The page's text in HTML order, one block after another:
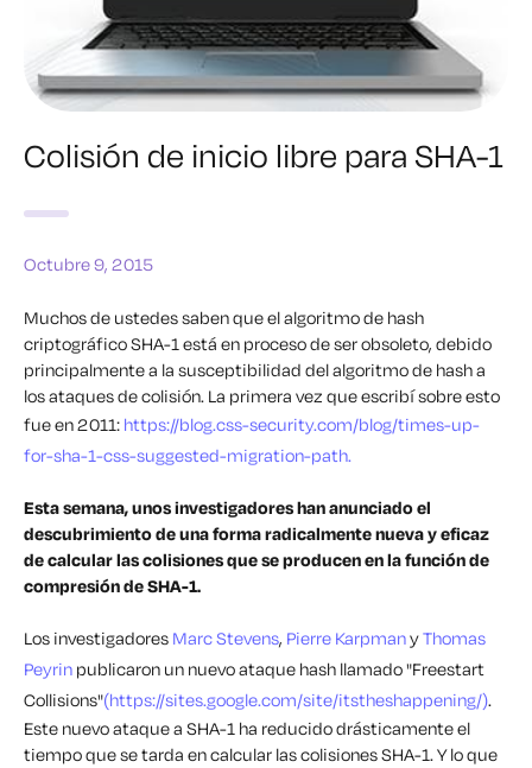
Colisión de inicio libre para SHA-1
Octubre 9, 2015
Muchos de ustedes saben que el algoritmo de hash
criptográfico SHA-1 está en proceso de ser obsoleto, debido
principalmente a la susceptibilidad del algoritmo de hash a
los ataques de colisión. La primera vez que escribí sobre esto
fue en 2011: https://blog.css-security.com/blog/times-up-
for-sha-1-css-suggested-migration-path.
Esta semana, unos investigadores han anunciado el
descubrimiento de una forma radicalmente nueva y eficaz
de calcular las colisiones que se producen en la función de
compresión de SHA-1.
Los investigadores Marc Stevens, Pierre KarpmanyThomas
Peyrin publicaron un nuevo ataque hash llamado "Freestart
Collisions"(https://sites.google.com/site/itstheshappening/).
Este nuevo ataque a SHA-1 ha reducido drásticamente el
tiempo que se tarda en calcular las colisiones SHA-1. Y lo que